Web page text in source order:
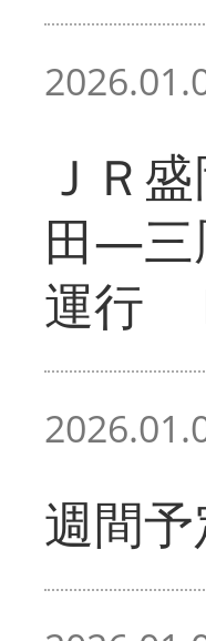
ＪＲ
田―三
運行
週間